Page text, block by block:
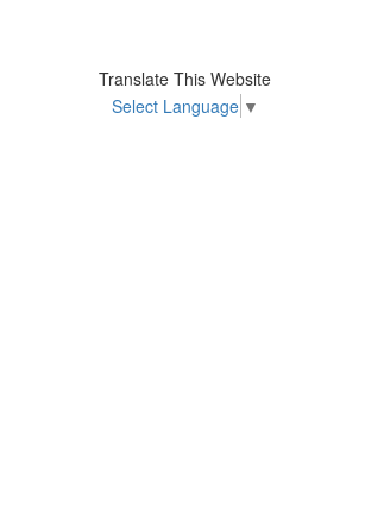
Translate This Website
Select Language ▼